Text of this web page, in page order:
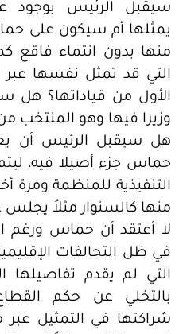
سيقبل الرئيس
يمثلها أم سيكون على
منها بدون انتماء فاقع
التي قد تمثل نفسها عبر
الأول من قياداتها؟ هل
وزيرا فيها وهو المنتخب
هل سيقبل الرئيس أن
حماس جزء أصيلا فيه،
التنفيذية للمنظمة
منها كالسنوار مثلاً يجلس
لا أعتقد أن حماس ورغم
في ظل التحالفات
التي لم يقدم
بالتخلي عن حكم
شراكتها في التمثيل عبر